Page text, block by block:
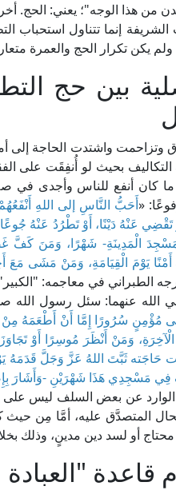
من هذا الوجه"؛ يعني: الحج.
الشريفة إنما تتناول استحباب
يكن تكرار الحج والعمرة
بين حج
وتزاحمت واشتدت الحاجة إلى
التكاليف بحيث لو أُنفِقَت على
ما كان أنفع للناس وأجدى في
«أَحَبُّ النَّاسِ إلى اللهِ
عَنْهُ دَيْنًا، أَوْ تَطْرُدُ عَنْهُ
الْمَدِينَةِ- شَهْرًا، وَمَنَ كَفَّ
أَمْنًا يَوْمَ الْقِيَامَةِ، وَمَنْ مَشَى
الطبراني في معاجمه:
عنهما: سئل رسول الله
مُؤْمِنٍ سُرُورًا إِمَّا أَنْ أَطْعَمَهُ مِنْ
وَمَنْ أَنْظَرَ مُوسِرًا أَوْ
حَاجَته ثَبَّتَ اللهُ عَزَّ وَجَلَّ
مَسْجِدِي هَذَا شَهْرَيْنِ -وَأَشَارَ
الوارد عن بعض السلف ليس على
المتصدَّق عليه، أمَّا مِن
محتاج أو لسد دين مدينٍ،
قاعدة